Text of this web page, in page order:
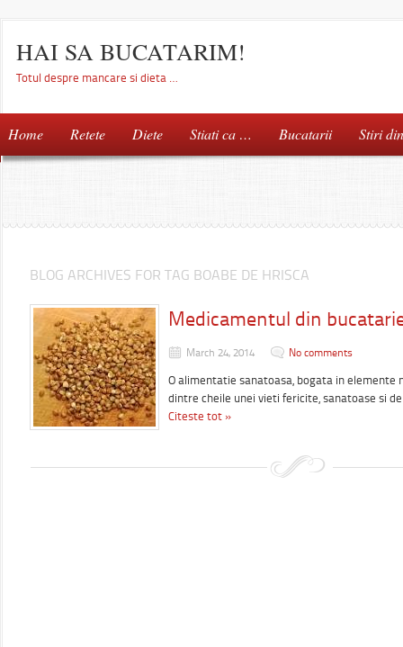
HAI SA BUCATARIM!
Totul despre mancare si dieta …
Home Retete Diete Stiati ca … Bucatarii Stiri
BLOG ARCHIVES FOR TAG BOABE DE HRISCA
Medicamentul din
March 24, 2014 No comments
O alimentatie sanatoasa, bogata in
dintre cheile unei vieti fericite, sanatoase si
Citeste tot »